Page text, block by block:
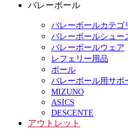
バレーボール
バレーボールカテゴ
バレーボールシュー
バレーボールウェア
レフェリー用品
ボール
バレーボール用サポ
MIZUNO
ASICS
DESCENTE
アウトレット